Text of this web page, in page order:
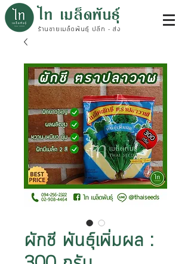
ไท เมล็ดพันธุ์
ร้านขายเมล็ดพันธุ์ ปลีก - ส่ง
ผักชี พันธุ์เพิ่มผล :